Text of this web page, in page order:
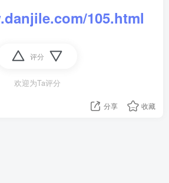
105.html
评分
欢迎为Ta评分
分享 收藏